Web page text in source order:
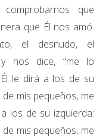
que
que Él nos amó.
el desnudo, el
y nos dice, “me lo
le dirá a los de su
mis pequeños, me
los de su izquierda:
mis pequeños, me